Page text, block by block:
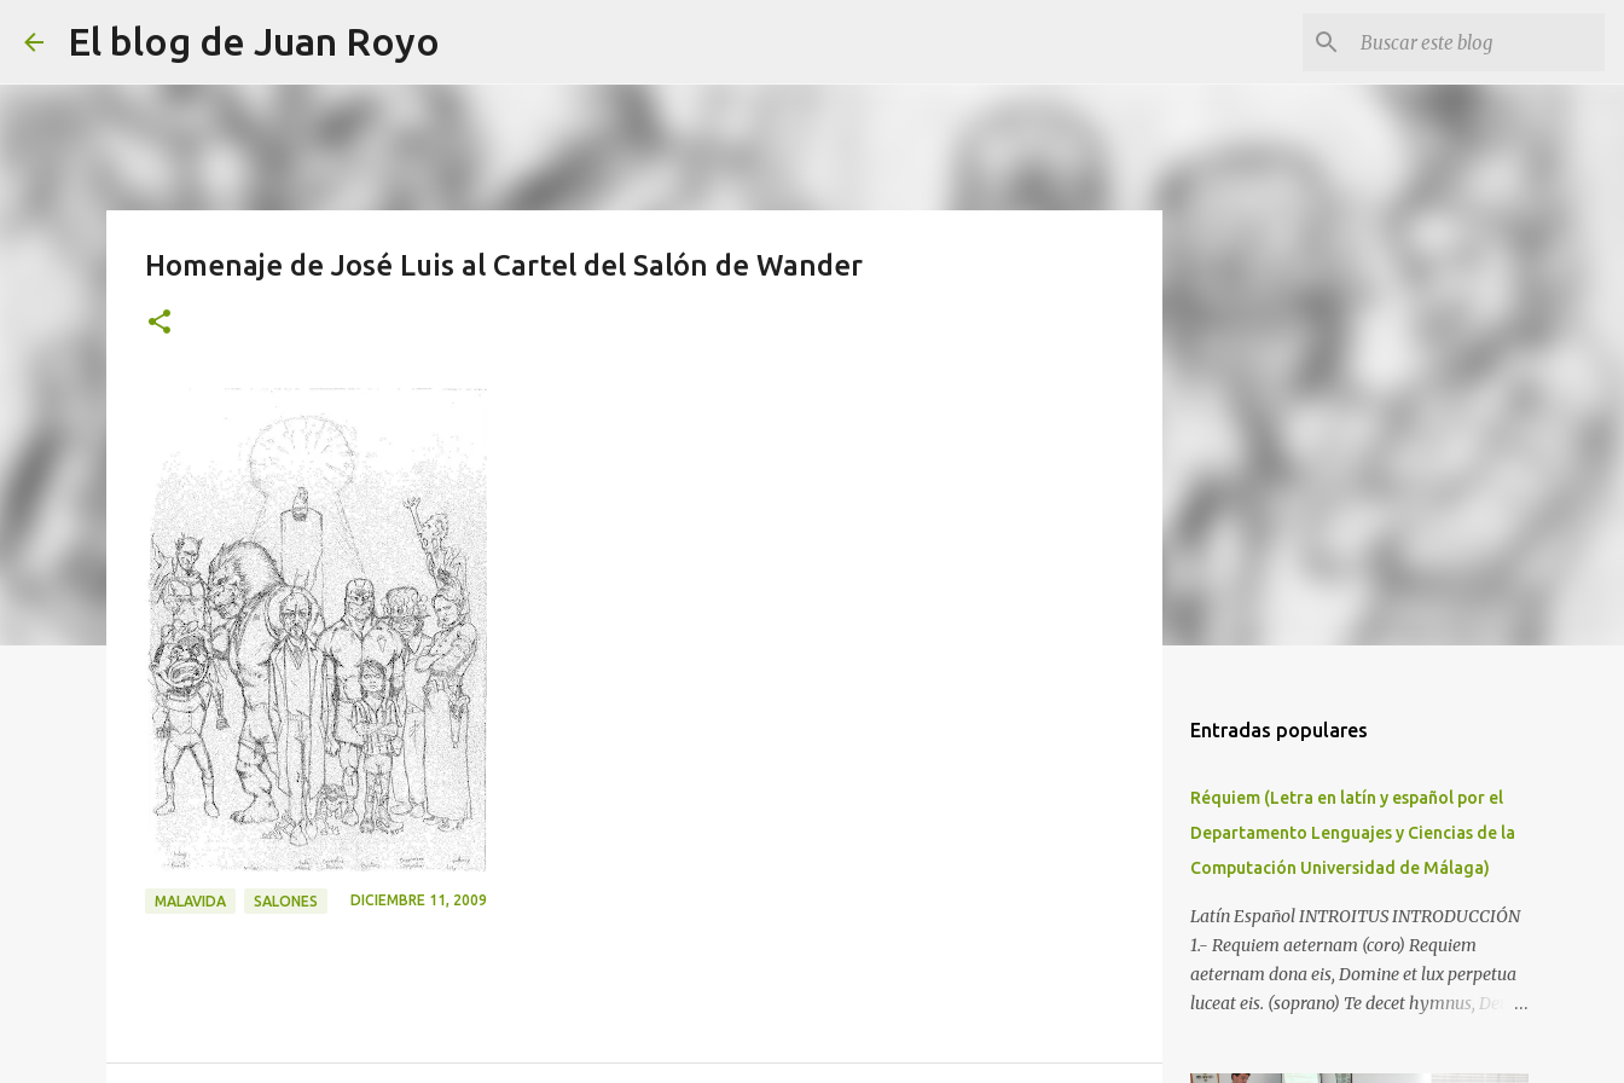
El blog de Juan Royo
Homenaje de José Luis al Cartel del Salón de Wander
MALAVIDA SALONES DICIEMBRE 11, 2009
Entradas populares
Réquiem (Letra en latín y español por el
Departamento Lenguajes y Ciencias de la
Computación Universidad de Málaga)
Latín Español INTROITUS INTRODUCCIÓN
1.- Requiem aeternam (coro) Requiem
aeternam dona eis, Domine et lux perpetua
luceat eis. (soprano) Te decet hymnus, Deus,